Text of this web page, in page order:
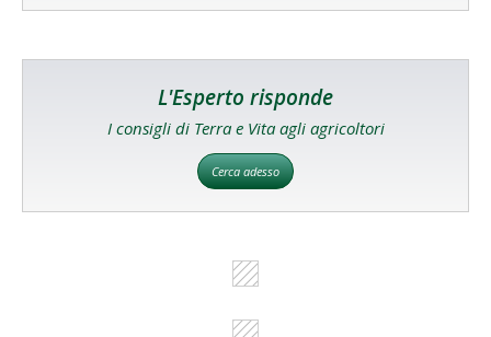
L'Esperto risponde
I consigli di Terra e Vita agli agricoltori
Cerca adesso